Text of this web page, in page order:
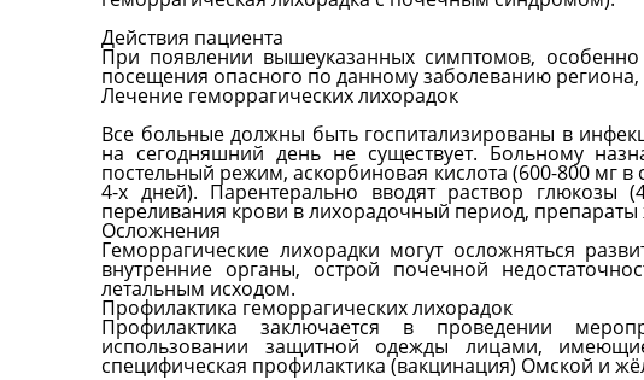
Действия пациента
При появлении вышеуказанных симптомов,
посещения опасного по данному заболеванию
Лечение геморрагических лихорадок
Все больные должны быть госпитализированы в
на сегодняшний день не существует. Больному
постельный режим, аскорбиновая кислота (600-800 мг в
4-х дней). Парентерально вводят раствор глюкозы
переливания крови в лихорадочный период,
Осложнения
Геморрагические лихорадки могут осложняться
внутренние органы, острой почечной
летальным исходом.
Профилактика геморрагических лихорадок
Профилактика заключается в проведении
использовании защитной одежды лицами,
специфическая профилактика (вакцинация) Омской и